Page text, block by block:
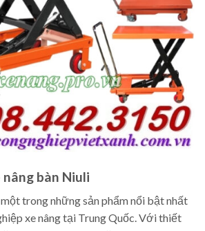
bàn Niuli
trong những sản phẩm nổi bật nhất
xe nâng tại Trung Quốc. Với thiết